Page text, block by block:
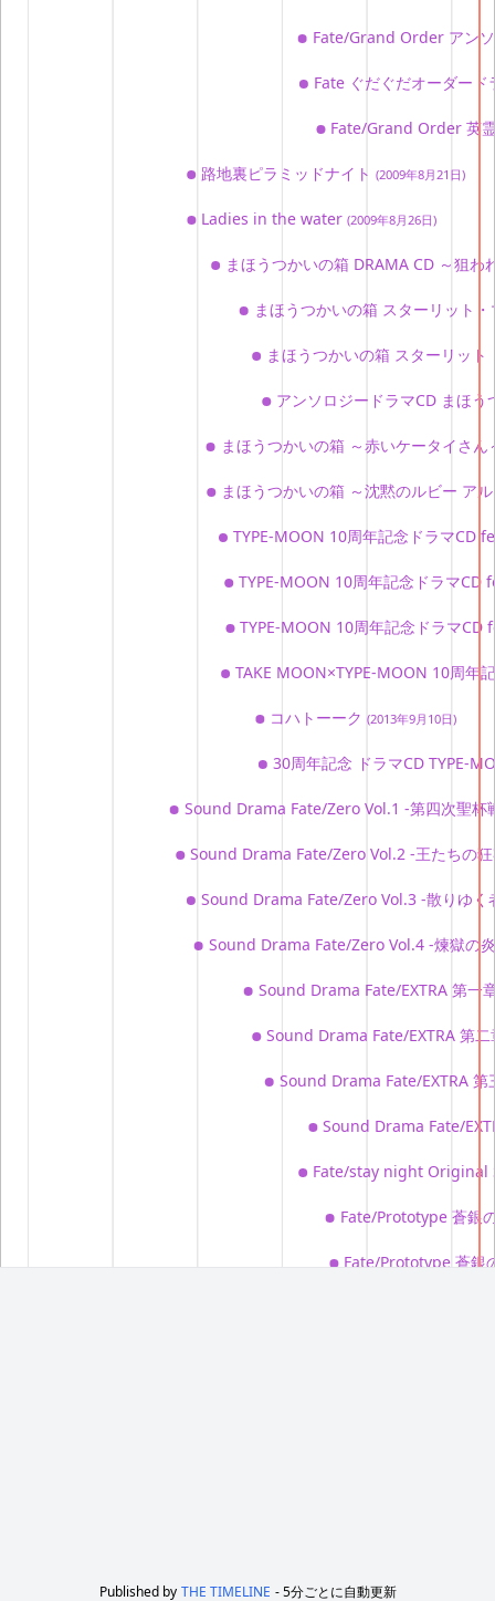
Fate/Grand Order アン
Fate ぐだぐだオーダー
Fate/Grand Order 英
路地裏ピラミッドナイト(2009年8月21日)
Ladies in the water(2009年8月26日)
まほうつかいの箱 DRAMA CD ～狙
まほうつかいの箱 スターリット
まほうつかいの箱 スターリッ
アンソロジードラマCD まほ
まほうつかいの箱 ～赤いケータイさ
まほうつかいの箱 ～沈黙のルビー ア
TYPE-MOON 10周年記念ドラマCD
TYPE-MOON 10周年記念ドラマ
TYPE-MOON 10周年記念ドラマ
TAKE MOON×TYPE-MOON 10周年
コハトーーク(2013年9月10日)
30周年記念 ドラマCD TYPE-
Sound Drama Fate/Zero Vol.1 -第四次聖杯
Sound Drama Fate/Zero Vol.2 -王たちの
Sound Drama Fate/Zero Vol.3 -散りゆ
Sound Drama Fate/Zero Vol.4 -煉獄の
Sound Drama Fate/EXTRA 第一
Sound Drama Fate/EXTRA 第
Sound Drama Fate/EXTRA
Sound Drama Fate/
Fate/stay night Original
Fate/Prototype 蒼銀
Fate/Prototype 蒼銀
Published by THE TIMELINE - 5分ごとに自動更新